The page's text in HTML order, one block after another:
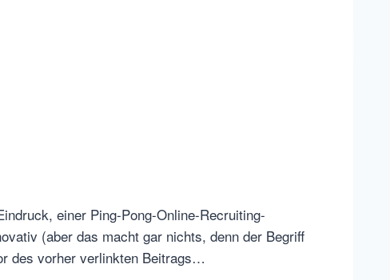
einer Ping-Pong-Online-Recruiting-
(aber das macht gar nichts, denn der Begriff
des vorher verlinkten Beitrags…